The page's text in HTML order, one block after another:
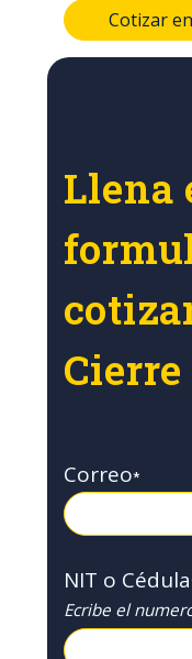
Cotizar
Llena
Correo*
NIT o Cédula
Ecribe el